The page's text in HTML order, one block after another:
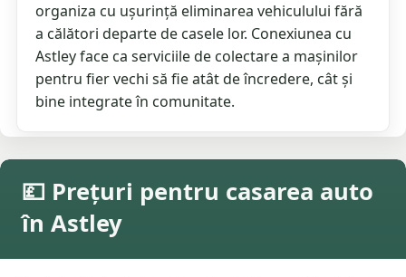
organiza cu ușurință eliminarea vehiculului fără
a călători departe de casele lor. Conexiunea cu
Astley face ca serviciile de colectare a mașinilor
pentru fier vechi să fie atât de încredere, cât și
bine integrate în comunitate.
💷 Prețuri pentru casarea auto
în Astley